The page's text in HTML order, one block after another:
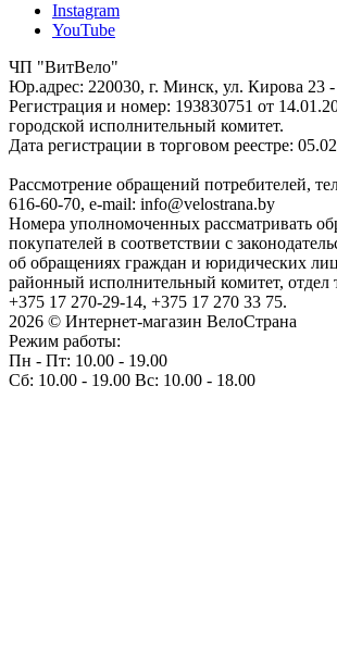
Instagram
YouTube
ЧП "ВитВело"
Юр.адрес: 220030, г. Минск, ул. Кирова 23
Регистрация и номер: 193830751 от
городской исполнительный комитет.
Дата регистрации в торговом реестре:
Рассмотрение обращений потребителей,
616-60-70, e-mail: info@velostrana.by
Номера уполномоченных рассматривать
покупателей в соответствии с
об обращениях граждан и юридических
районный исполнительный комитет, отдел
+375 17 270-29-14, +375 17 270 33 75.
2026 © Интернет-магазин ВелоСтрана
Режим работы:
Пн - Пт: 10.00 - 19.00
Сб: 10.00 - 19.00 Вс: 10.00 - 18.00